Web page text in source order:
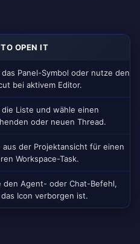
OPEN IT
Panel-Symbol oder nutze den
bei aktivem Editor.
Liste und wähle einen
oder neuen Thread.
aus der Projektansicht für einen
Workspace-Task.
den Agent- oder Chat-Befehl,
Icon verborgen ist.